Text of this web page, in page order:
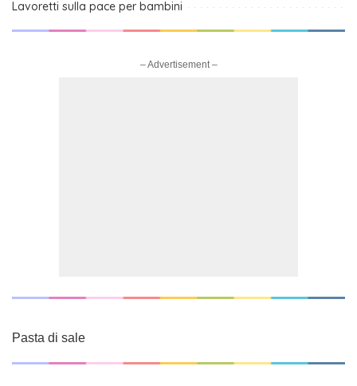
Lavoretti sulla pace per bambini
– Advertisement –
Pasta di sale